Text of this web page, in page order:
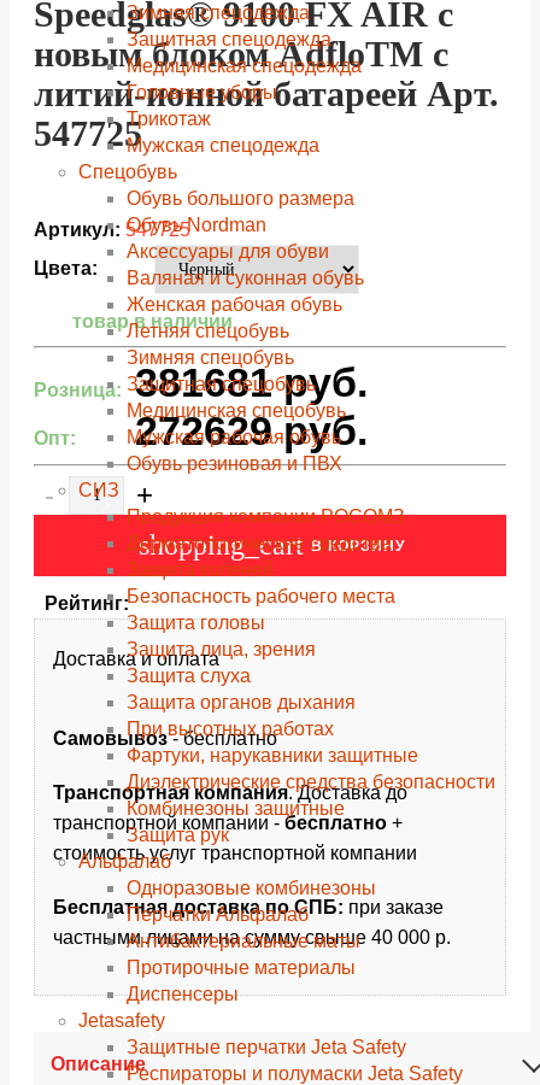
Зимняя спецодежда
Защитная спецодежда
Медицинская спецодежда
Головные уборы
Трикотаж
Мужская спецодежда
Спецобувь
Обувь большого размера
Обувь Nordman
Аксессуары для обуви
Валяная и суконная обувь
Женская рабочая обувь
Летняя спецобувь
Зимняя спецобувь
Защитная спецобувь
Медицинская спецобувь
Мужская рабочая обувь
Обувь резиновая и ПВХ
СИЗ
Продукция компании РОСОМЗ
Дерматологические средства
Защита коленей
Безопасность рабочего места
Защита головы
Защита лица, зрения
Защита слуха
Защита органов дыхания
При высотных работах
Фартуки, нарукавники защитные
Диэлектрические средства безопасности
Комбинезоны защитные
Защита рук
Альфалаб
Одноразовые комбинезоны
Перчатки Альфалаб
Антибактериальные маты
Протирочные материалы
Диспенсеры
Jetasafety
Защитные перчатки Jeta Safety
Респираторы и полумаски Jeta Safety
Speedglas® 9100 FX AIR с
новым блоком AdfloTM с
литий-ионной батареей Арт.
547725
Артикул: 547725
Цвета:
товар в наличии
Розница: 381681руб.
Опт: 272629руб.
- +
shopping_cart В КОРЗИНУ
Рейтинг:
Доставка и оплата
Самовывоз- бесплатно
Транспортная компания. Доставка до
транспортной компании - бесплатно +
стоимость услуг транспортной компании
Бесплатная доставка по СПБ: при заказе
частными лицами на сумму свыше 40 000 р.
Описание